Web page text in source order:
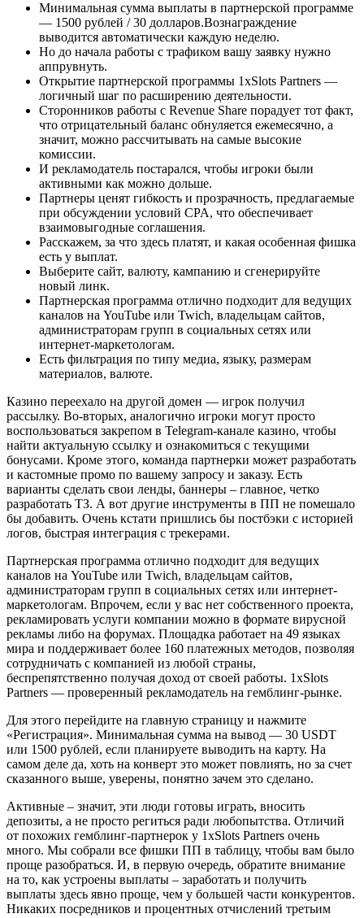
Минимальная сумма выплаты в партнерской программе
— 1500 рублей / 30 долларов.Вознаграждение
выводится автоматически каждую неделю.
Но до начала работы с трафиком вашу заявку нужно
аппрувнуть.
Открытие партнерской программы 1xSlots Partners —
логичный шаг по расширению деятельности.
Сторонников работы с Revenue Share порадует тот факт,
что отрицательный баланс обнуляется ежемесячно, а
значит, можно рассчитывать на самые высокие
комиссии.
И рекламодатель постарался, чтобы игроки были
активными как можно дольше.
Партнеры ценят гибкость и прозрачность, предлагаемые
при обсуждении условий CPA, что обеспечивает
взаимовыгодные соглашения.
Расскажем, за что здесь платят, и какая особенная фишка
есть у выплат.
Выберите сайт, валюту, кампанию и сгенерируйте
новый линк.
Партнерская программа отлично подходит для ведущих
каналов на YouTube или Twich, владельцам сайтов,
администраторам групп в социальных сетях или
интернет-маркетологам.
Есть фильтрация по типу медиа, языку, размерам
материалов, валюте.
Казино переехало на другой домен — игрок получил
рассылку. Во-вторых, аналогично игроки могут просто
воспользоваться закрепом в Telegram-канале казино, чтобы
найти актуальную ссылку и ознакомиться с текущими
бонусами. Кроме этого, команда партнерки может разработать
и кастомные промо по вашему запросу и заказу. Есть
варианты сделать свои ленды, баннеры – главное, четко
разработать ТЗ. А вот другие инструменты в ПП не помешало
бы добавить. Очень кстати пришлись бы постбэки с историей
логов, быстрая интеграция с трекерами.
Партнерская программа отлично подходит для ведущих
каналов на YouTube или Twich, владельцам сайтов,
администраторам групп в социальных сетях или интернет-
маркетологам. Впрочем, если у вас нет собственного проекта,
рекламировать услуги компании можно в формате вирусной
рекламы либо на форумах. Площадка работает на 49 языках
мира и поддерживает более 160 платежных методов, позволяя
сотрудничать с компанией из любой страны,
беспрепятственно получая доход от своей работы. 1xSlots
Partners — проверенный рекламодатель на гемблинг-рынке.
Для этого перейдите на главную страницу и нажмите
«Регистрация». Минимальная сумма на вывод — 30 USDT
или 1500 рублей, если планируете выводить на карту. На
самом деле да, хоть на конверт это может повлиять, но за счет
сказанного выше, уверены, понятно зачем это сделано.
Активные – значит, эти люди готовы играть, вносить
депозиты, а не просто региться ради любопытства. Отличий
от похожих гемблинг-партнерок у 1xSlots Partners очень
много. Мы собрали все фишки ПП в таблицу, чтобы вам было
проще разобраться. И, в первую очередь, обратите внимание
на то, как устроены выплаты – заработать и получить
выплаты здесь явно проще, чем у большей части конкурентов.
Никаких посредников и процентных отчислений третьим